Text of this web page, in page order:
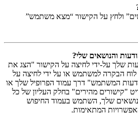
ולחץ על הקישור “מצא משתמש”
והנושאים שלי?
שלך על-ידי לחיצה על הקישור "הצג את
הבקרה למשתמש או על ידי לחיצה על
המשתמש" דרך עמוד הפרופיל שלך או
"קישורים מהירים" בחלק העליון של כל
שלך, השתמש בעמוד החיפוש
המתאימות.